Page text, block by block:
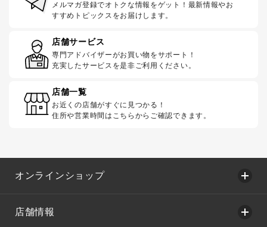
メルマガ登録でオトクな情報をゲット！最新情報やお
すすめトピックスをお届けします。
店舗サービス
専門アドバイザーがお買い物をサポート！
充実したサービスを是非ご利用ください。
店舗一覧
お近くの店舗がすぐに見つかる！
住所や営業時間はこちらからご確認できます。
オンラインショップ
店舗情報